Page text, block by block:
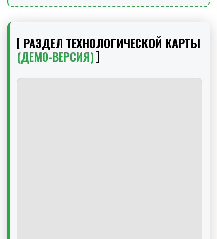
РАЗДЕЛ ТЕХНОЛОГИЧЕСКОЙ КАРТЫ
(ДЕМО-ВЕРСИЯ)